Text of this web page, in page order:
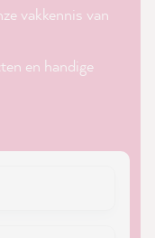
vakkennis van
en handige